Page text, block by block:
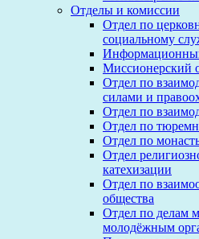
Отделы и комиссии
Отдел по
социальному
Миссионерский
Отдел по
силами и
Отдел по
Отдел по
Отдел по
Отдел
катехизации
Отдел по
общества
Отдел по делам
молодёжным